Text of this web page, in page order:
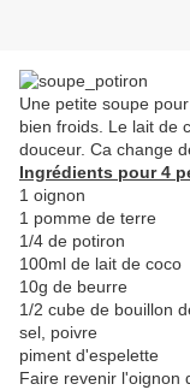
Une petite soupe
bien froids. Le lait de
douceur. Ca change
Ingrédients pour 4
1 oignon
1 pomme de terre
1/4 de potiron
100ml de lait de coco
10g de beurre
1/2 cube de bouillon
sel, poivre
piment d'espelette
Faire revenir l'oignon